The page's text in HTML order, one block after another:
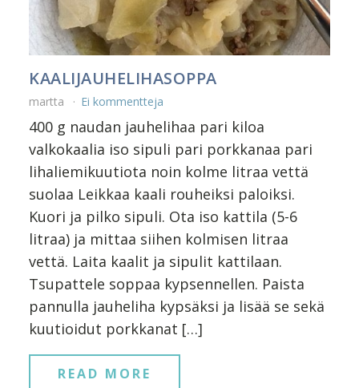
KAALIJAUHELIHASOPPA
martta Ei kommentteja
400 g naudan jauhelihaa pari kiloa
valkokaalia iso sipuli pari porkkanaa pari
lihaliemikuutiota noin kolme litraa vettä
suolaa Leikkaa kaali rouheiksi paloiksi.
Kuori ja pilko sipuli. Ota iso kattila (5-6
litraa) ja mittaa siihen kolmisen litraa
vettä. Laita kaalit ja sipulit kattilaan.
Tsupattele soppaa kypsennellen. Paista
pannulla jauheliha kypsäksi ja lisää se sekä
kuutioidut porkkanat […]
READ MORE